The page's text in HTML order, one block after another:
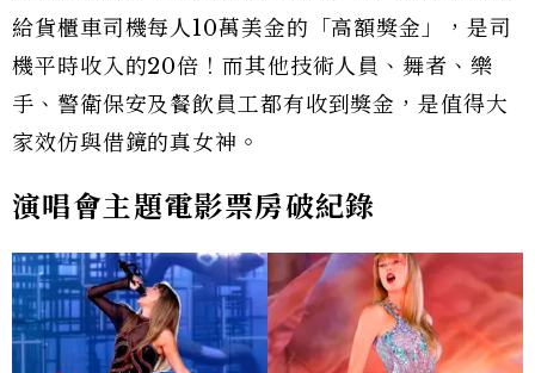
給貨櫃車司機每人10萬美金的「高額獎金」，是司
機平時收入的20倍！而其他技術人員、舞者、樂
手、警衛保安及餐飲員工都有收到獎金，是值得大
家效仿與借鏡的真女神。
演唱會主題電影票房破紀錄